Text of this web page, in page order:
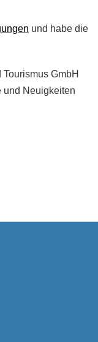
und habe die
GmbH
und Neuigkeiten